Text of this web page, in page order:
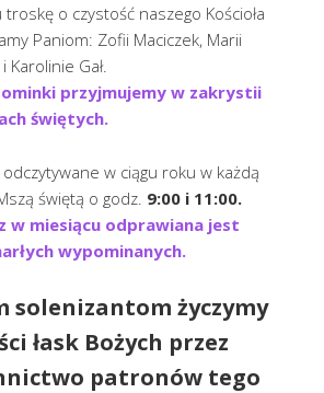
o czystość naszego Kościoła
Paniom: Zofii Maciczek, Marii
Karolinie Gał.
przyjmujemy w zakrystii
świętych.
w ciągu roku w każdą
świętą o godz. 9:00 i 11:00.
w miesiącu odprawiana jest
wypominanych.
solenizantom życzymy
łask Bożych przez
patronów tego